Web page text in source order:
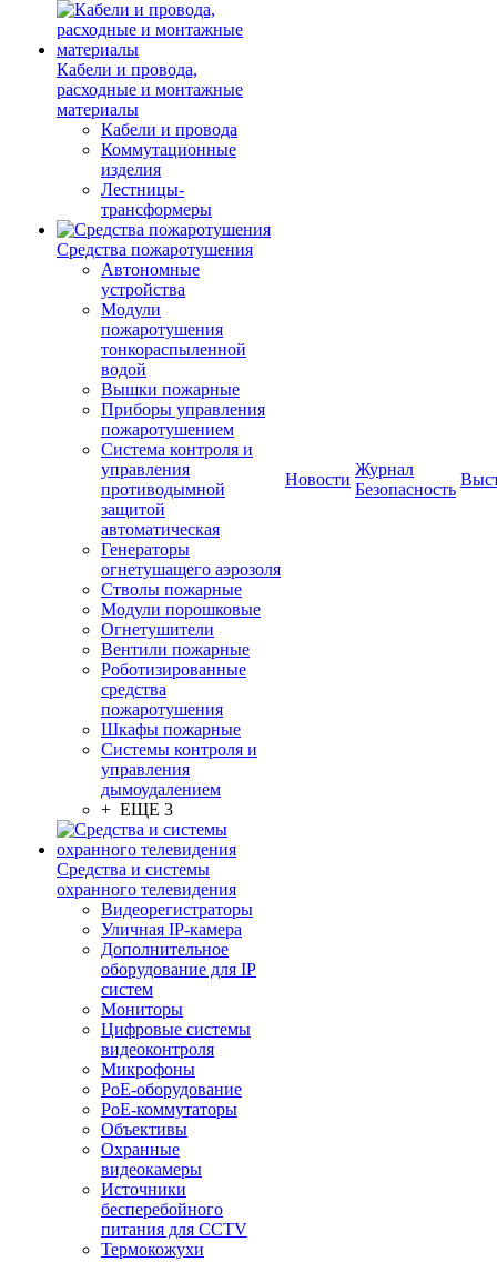
Кабели и провода,
расходные и монтажные
материалы
Кабели и провода
Коммутационные
изделия
Лестницы-
трансформеры
Средства пожаротушения
Автономные
устройства
Модули
пожаротушения
тонкораспыленной
водой
Вышки пожарные
Приборы управления
пожаротушением
Система контроля и
управления
противодымной
защитой
автоматическая
Генераторы
огнетушащего аэрозоля
Стволы пожарные
Модули порошковые
Огнетушители
Вентили пожарные
Роботизированные
средства
пожаротушения
Шкафы пожарные
Системы контроля и
управления
дымоудалением
+ ЕЩЕ 3
Средства и системы
охранного телевидения
Видеорегистраторы
Уличная IP-камера
Дополнительное
оборудование для IP
систем
Мониторы
Цифровые системы
видеоконтроля
Микрофоны
PoE-оборудование
PoE-коммутаторы
Объективы
Охранные
видеокамеры
Источники
бесперебойного
питания для CCTV
Термокожухи
Новости
Журнал
Безопасность